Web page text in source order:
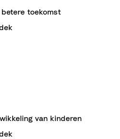
betere toekomst
van kinderen